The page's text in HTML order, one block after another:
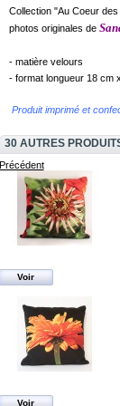
Collection "Au Coeur
photos originales de
- matière velours
- format longueur 18 cm
Produit imprimé et
30 AUTRES
Précédent
Voir
Voir